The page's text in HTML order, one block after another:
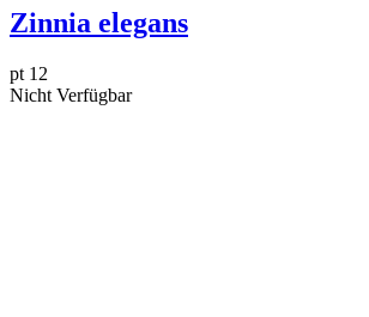
Zinnia elegans
pt 12
Nicht Verfügbar